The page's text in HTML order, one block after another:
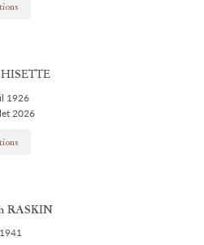
HISETTE
1926
2026
RASKIN